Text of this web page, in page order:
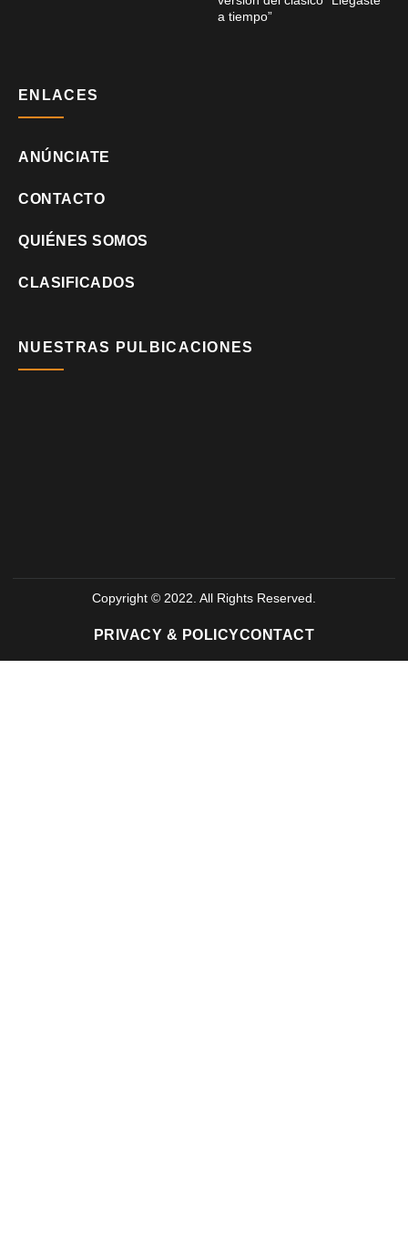
a tiempo”
ENLACES
ANÚNCIATE
CONTACTO
QUIÉNES SOMOS
CLASIFICADOS
NUESTRAS PULBICACIONES
Copyright © 2022. All Rights Reserved.
PRIVACY & POLICYCONTACT